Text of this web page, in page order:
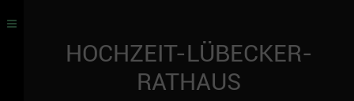
HOCHZEIT-LÜBECKER-
RATHAUS